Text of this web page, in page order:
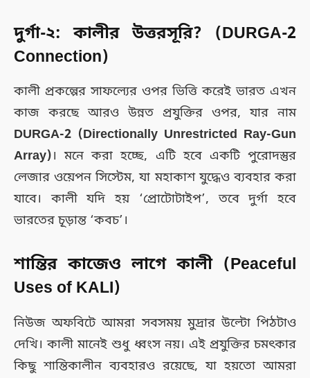
দুর্গা-২: কালীর উত্তরসূরি? (DURGA-2
Connection)
কালী প্রকল্পের সাফল্যের ওপর ভিত্তি করেই ভারত এখন
কাজ করছে আরও উন্নত প্রযুক্তির ওপর, যার নাম
DURGA-2 (Directionally Unrestricted Ray-Gun
Array)। মনে করা হচ্ছে, এটি হবে একটি পুরোদস্তুর
লেজার ওয়েপন সিস্টেম, যা মহাকাশ যুদ্ধেও ব্যবহার করা
যাবে। কালী যদি হয় ‘প্রোটোটাইপ’, তবে দুর্গা হবে
ভারতের চূড়ান্ত ‘কবচ’।
শান্তির কাজেও লাগে কালী (Peaceful
Uses of KALI)
নিউজ অফবিটে আমরা সবসময় মুদ্রার উল্টো পিঠটাও
দেখি। কালী মানেই শুধু ধ্বংস নয়। এই প্রযুক্তির চমৎকার
কিছু শান্তিকালীন ব্যবহারও রয়েছে, যা হয়তো আমরা